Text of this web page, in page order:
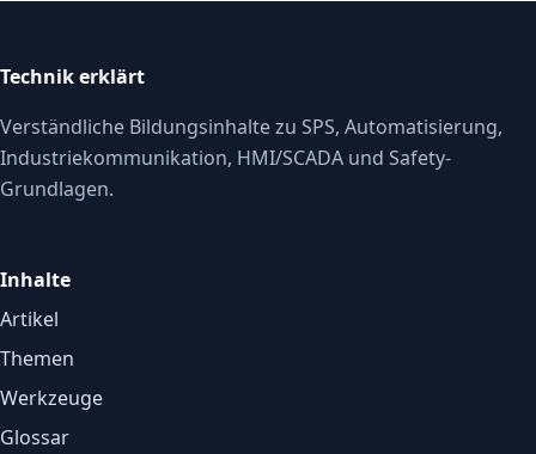
Technik erklärt
Verständliche Bildungsinhalte zu SPS, Automatisierung,
Industriekommunikation, HMI/SCADA und Safety-
Grundlagen.
Inhalte
Artikel
Themen
Werkzeuge
Glossar